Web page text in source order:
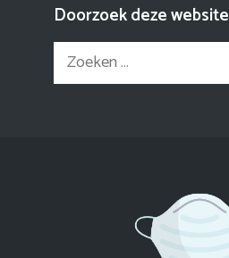
Doorzoek deze website
Zoek
naar: